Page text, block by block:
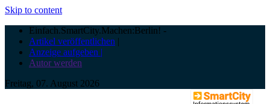
Skip to content
Einfach.SmartCity.Machen:Berlin! -
Artikel veröffentlichen |
Anzeige aufgeben |
Autor werden
Freitag, 07. August 2026